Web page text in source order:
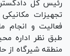
رئیس کل
تجهیزات
فعالیت و انجام
طبق نظر اداره
منطقه شیرگاه از